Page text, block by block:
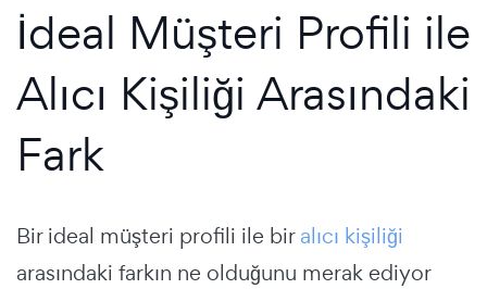
İdeal Müşteri Profili ile
Alıcı Kişiliği Arasındaki
Fark
Bir ideal müşteri profili ile biralıcı kişiliği
arasındaki farkın ne olduğunu merak ediyor